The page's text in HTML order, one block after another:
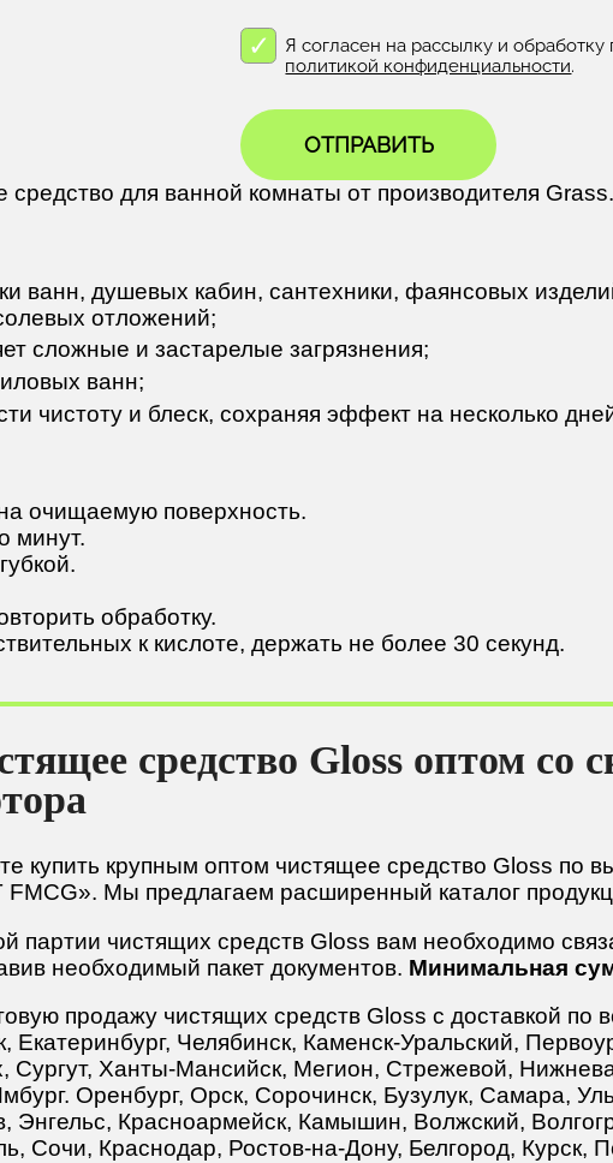
Я согласен на рассылку и
политикой конфиденциальности.
ОТПРАВИТЬ
для ванной комнаты от производителя Grass.
ванн, душевых кабин, сантехники, фаянсовых
отложений;
сложные и застарелые загрязнения;
ванн;
чистоту и блеск, сохраняя эффект на несколько
очищаемую поверхность.
минут.
обработку.
к кислоте, держать не более 30 секунд.
средство Gloss оптом со
купить крупным оптом чистящее средство Gloss по
FMCG». Мы предлагаем расширенный каталог
партии чистящих средств Gloss вам необходимо
необходимый пакет документов. Минимальная
продажу чистящих средств Gloss с доставкой по
Челябинск, Каменск-Уральский,
Сургут, Ханты-Мансийск, Мегион, Стрежевой,
Оренбург, Орск, Сорочинск, Бузулук, Самара,
Энгельс, Красноармейск, Камышин, Волжский,
Сочи, Краснодар, Ростов-на-Дону, Белгород, Курск,